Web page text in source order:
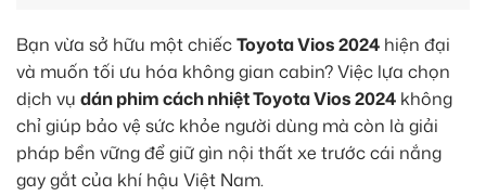
Bạn vừa sở hữu một chiếcToyota Vios 2024 hiện đại
và muốn tối ưu hóa không gian cabin? Việc lựa chọn
dịch vụ dán phim cách nhiệt Toyota Vios 2024 không
chỉ giúp bảo vệ sức khỏe người dùng mà còn là giải
pháp bền vững để giữ gìn nội thất xe trước cái nắng
gay gắt của khí hậu Việt Nam.